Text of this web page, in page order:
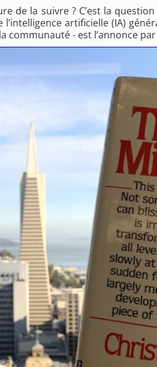
de la suivre ? C’est la
artificielle (IA)
- est l’annonce